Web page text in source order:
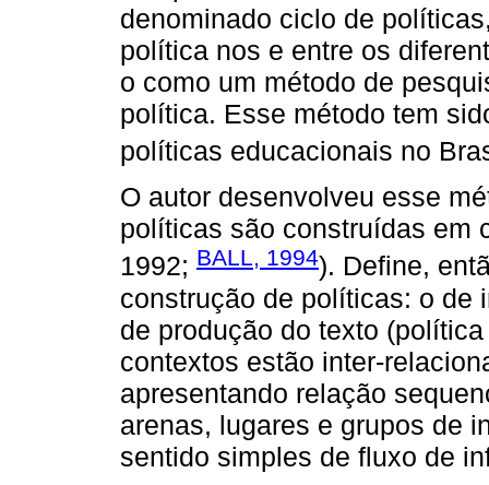
denominado ciclo de
política nos e entre os
o como um método de
política. Esse método tem
políticas educacionais no
O autor desenvolveu esse
políticas são construídas em
1992; BALL, 1994). Define,
construção de políticas: o de
de produção do texto
contextos estão inter-
apresentando relação
arenas, lugares e grupos de
sentido simples de fluxo de